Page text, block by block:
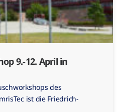
9.-12. April in
des
ist die Friedrich-